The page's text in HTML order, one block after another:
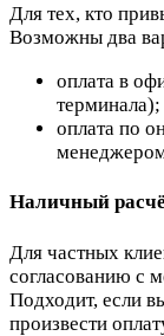
Для тех, кто
Возможны два
оплата в
терминала);
оплата по
Наличный
Для частных
согласованию с
Подходит, если
произвести